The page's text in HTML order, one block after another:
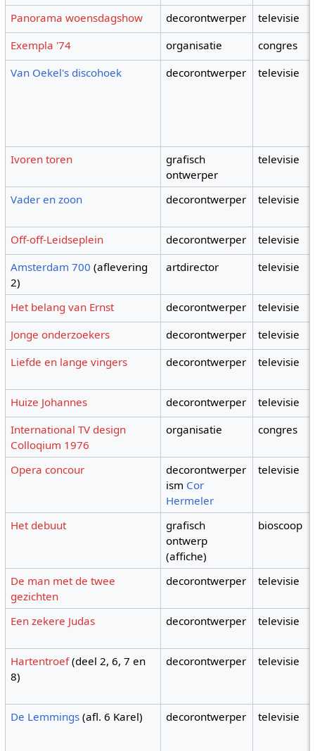
Panorama woensdagshow decorontwerper
televisie
Exempla '74
organisatie
congres
Van Oekel's discohoek
decorontwerper televisie
Ivoren toren
grafisch
ontwerper
televisie
Vader en zoon decorontwerper televisie
Off-off-Leidseplein decorontwerper
televisie
Amsterdam 700 (aflevering
2)
artdirector televisie
Het belang van Ernst decorontwerper
televisie
Jonge onderzoekers
decorontwerper
televisie
Liefde en lange vingers
decorontwerper televisie
Huize Johannes decorontwerper
televisie
International TV design
Colloqium 1976
organisatie congres
Opera concour
decorontwerper
ism Cor
Hermeler
televisie
Het debuut
grafisch
ontwerp
(affiche)
bioscoop
De man met de twee
gezichten
decorontwerper televisie
Een zekere Judas decorontwerper televisie
Hartentroef(deel 2, 6, 7 en
8)
decorontwerper televisie
De Lemmings (afl. 6 Karel) decorontwerper televisie